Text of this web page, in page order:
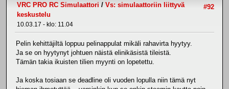
#92
VRC PRO RC Simulaattori / Vs: simulaattoriin liittyvä
keskustelu
10.03.17 - klo: 11.04
Pelin kehittäjiltä loppuu pelinappulat mikäli rahavirta hyytyy.
Ja se on hyytynyt johtuen näistä elinikäsistä tileistä.
Tämän takia ikuisten tilien myynti on lopetettu.
Ja koska tosiaan se deadline oli vuoden lopulla niin tämä nyt